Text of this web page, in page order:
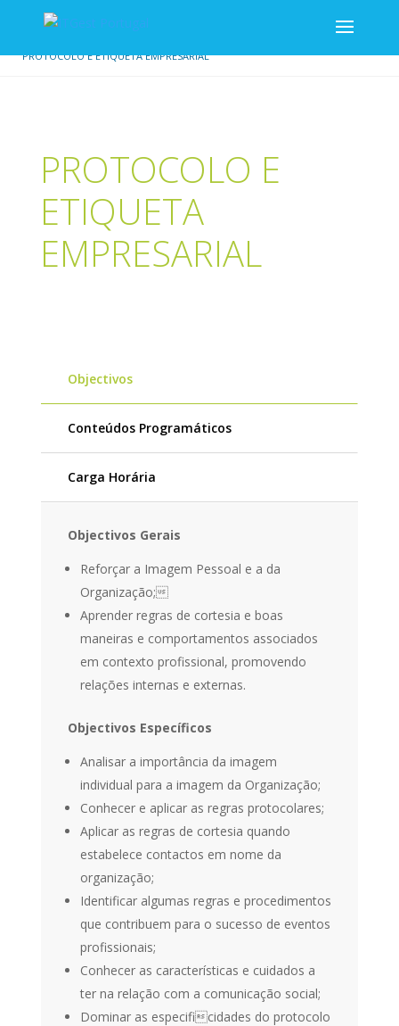
/ SECRETARIADO
PROTOCOLO E ETIQUETA EMPRESARIAL
PROTOCOLO E
ETIQUETA
EMPRESARIAL
Objectivos
Conteúdos Programáticos
Carga Horária
Objectivos Gerais
Reforçar a Imagem Pessoal e a da
Organização;
Aprender regras de cortesia e boas
maneiras e comportamentos associados
em contexto profissional, promovendo
relações internas e externas.
Objectivos Específicos
Analisar a importância da imagem
individual para a imagem da Organização;
Conhecer e aplicar as regras protocolares;
Aplicar as regras de cortesia quando
estabelece contactos em nome da
organização;
Identificar algumas regras e procedimentos
que contribuem para o sucesso de eventos
profissionais;
Conhecer as características e cuidados a
ter na relação com a comunicação social;
Dominar as especificidades do protocolo